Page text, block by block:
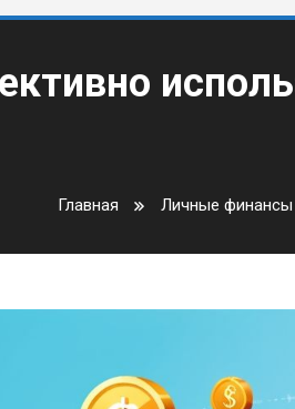
Главная Личные финансы